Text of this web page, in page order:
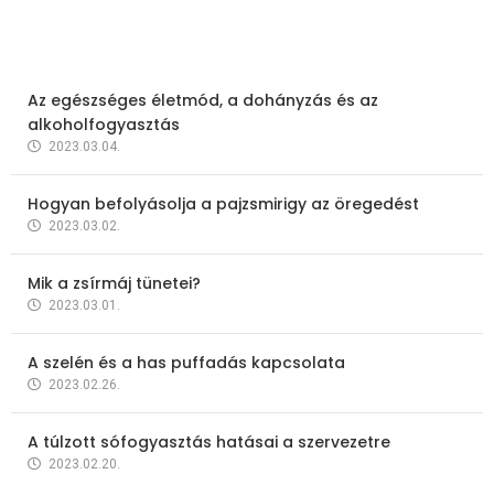
Az egészséges életmód, a dohányzás és az
alkoholfogyasztás
2023.03.04.
Hogyan befolyásolja a pajzsmirigy az öregedést
2023.03.02.
Mik a zsírmáj tünetei?
2023.03.01.
A szelén és a has puffadás kapcsolata
2023.02.26.
A túlzott sófogyasztás hatásai a szervezetre
2023.02.20.